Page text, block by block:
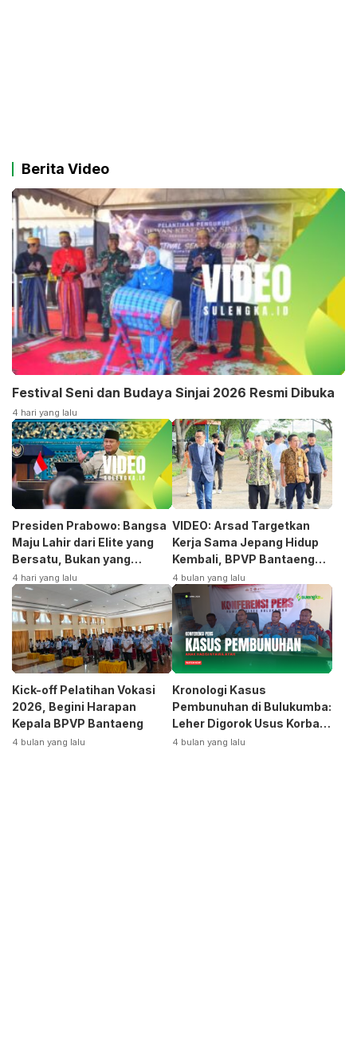
Berita Video
Festival Seni dan Budaya Sinjai 2026 Resmi Dibuka
4 hari yang lalu
Presiden Prabowo: Bangsa
Maju Lahir dari Elite yang
Bersatu, Bukan yang
Terpecah
4 hari yang lalu
VIDEO: Arsad Targetkan
Kerja Sama Jepang Hidup
Kembali, BPVP Bantaeng
Siap Bangkitkan Jurusan
Otomotif
4 bulan yang lalu
Kick-off Pelatihan Vokasi
2026, Begini Harapan
Kepala BPVP Bantaeng
4 bulan yang lalu
Kronologi Kasus
Pembunuhan di Bulukumba:
Leher Digorok Usus Korban
Dikeluarkan
4 bulan yang lalu